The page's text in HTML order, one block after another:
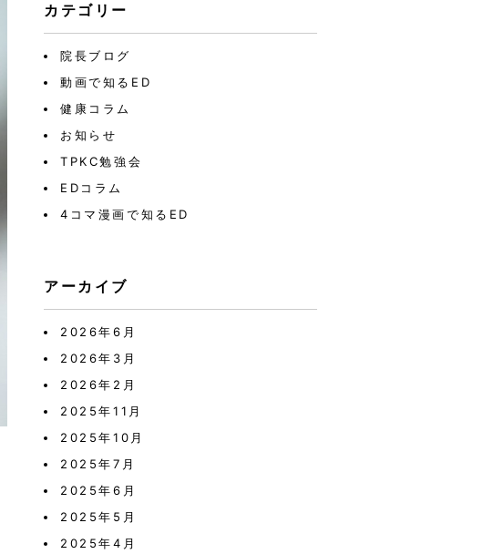
カテゴリー
院長ブログ
動画で知るED
健康コラム
お知らせ
TPKC勉強会
EDコラム
4コマ漫画で知るED
アーカイブ
2026年6月
2026年3月
2026年2月
2025年11月
2025年10月
2025年7月
2025年6月
2025年5月
2025年4月